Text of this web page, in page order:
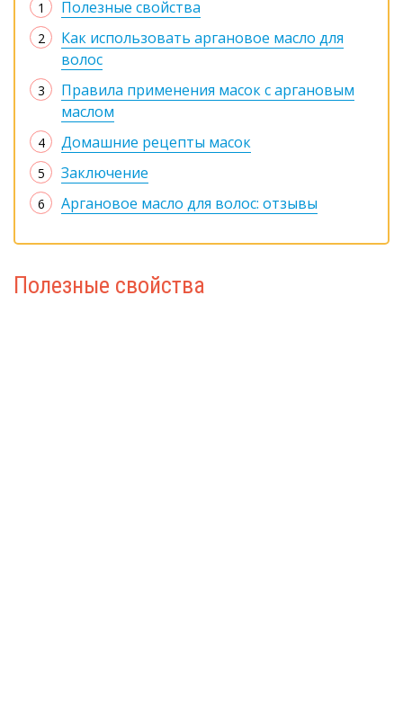
Полезные свойства
Как использовать аргановое масло для
волос
Правила применения масок с аргановым
маслом
Домашние рецепты масок
Заключение
Аргановое масло для волос: отзывы
Полезные свойства